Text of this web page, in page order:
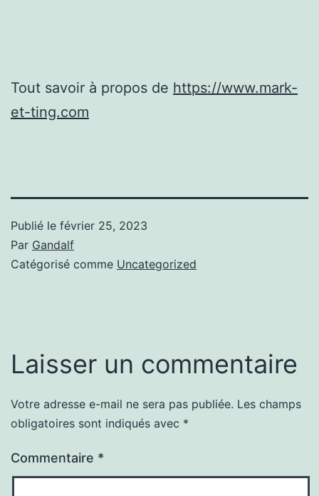
Tout savoir à propos de https://www.mark-
et-ting.com
Publié le février 25, 2023
Par Gandalf
Catégorisé comme Uncategorized
Laisser un commentaire
Votre adresse e-mail ne sera pas publiée. Les champs
obligatoires sont indiqués avec *
Commentaire *